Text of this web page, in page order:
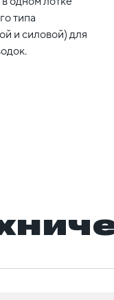
типа
и силовой) для